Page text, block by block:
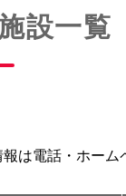
設一覧
は電話・ホーム